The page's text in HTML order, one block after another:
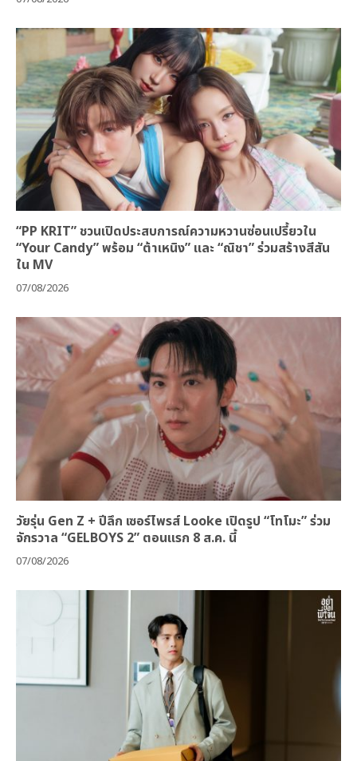
“PP KRIT” ชวนเปิดประสบการณ์ความหวานซ่อนเปรี้ยวใน
“Your Candy” พร้อม “ต้าเหนิง” และ “ณิชา” ร่วมสร้างสีสัน
ใน MV
07/08/2026
วัยรุ่น Gen Z + ปีลึก เซอร์ไพรส์ Looke เปิดรูป “โทโมะ” ร่วม
จักรวาล “GELBOYS 2” ตอนแรก 8 ส.ค. นี้
07/08/2026